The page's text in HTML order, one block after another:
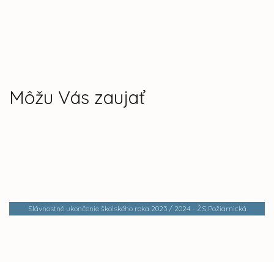
Môžu Vás zaujať
Slávnostné ukončenie školského roka 2023 / 2024 - ŽS Požiarnická